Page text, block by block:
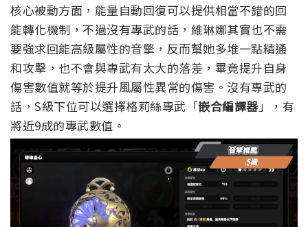
核心被動方面，能量自動回復可以提供相當不錯的回
能轉化機制，不過沒有專武的話，維琳娜其實也不需
要強求回能高級屬性的音擎，反而幫她多堆一點精通
和攻擊，也不會與專武有太大的落差，畢竟提升自身
傷害數值就等於提升風屬性異常的傷害。沒有專武的
話，S級下位可以選擇格莉絲專武「嵌合編譯器 」，有
將近9成的專武數值。